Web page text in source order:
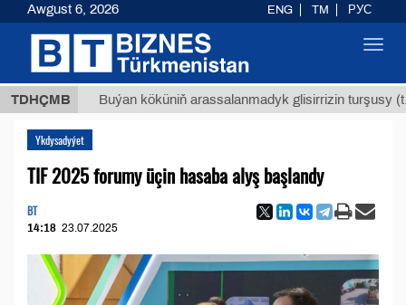
TDHÇMBBuýan köküniň arassalanmadyk glisirrizin turşusy (t.)
Ykdysadyýet
TIF 2025 forumy üçin hasaba alyş başlandy
BT
14:18 23.07.2025
Awgust 6, 2026 ENG TM РУС